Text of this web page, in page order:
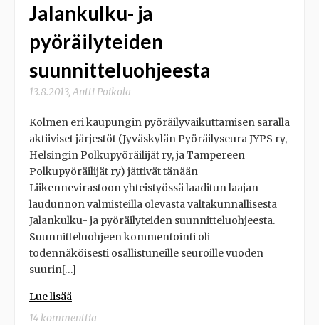
Jalankulku- ja
pyöräilyteiden
suunnitteluohjeesta
13.8.2013,Antti Poikola
Kolmen eri kaupungin pyöräilyvaikuttamisen saralla
aktiiviset järjestöt (Jyväskylän Pyöräilyseura JYPS ry,
Helsingin Polkupyöräilijät ry, ja Tampereen
Polkupyöräilijät ry) jättivät tänään
Liikennevirastoon yhteistyössä laaditun laajan
laudunnon valmisteilla olevasta valtakunnallisesta
Jalankulku- ja pyöräilyteiden suunnitteluohjeesta.
Suunnitteluohjeen kommentointi oli
todennäköisesti osallistuneille seuroille vuoden
suurin[…]
Lue lisää
14 kommenttia